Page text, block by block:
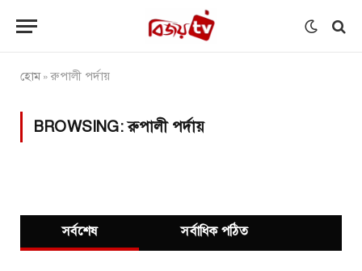
হোম»রুপালী পর্দায়
BROWSING:রুপালী পর্দায়
সর্বশেষ সর্বাধিক পঠিত